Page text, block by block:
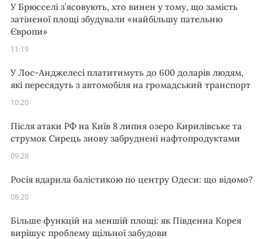
У Брюсселі з’ясовують, хто винен у тому, що замість
затіненої площі збудували «найбільшу пательню
Європи»
11:19
У Лос-Анджелесі платитимуть до 600 доларів людям,
які пересядуть з автомобіля на громадський транспорт
10:20
Після атаки РФ на Київ 8 липня озеро Кирилівське та
струмок Сирець знову забруднені нафтопродуктами
09:28
Росія вдарила балістикою по центру Одеси: що відомо?
08:20
Більше функцій на меншій площі: як Південна Корея
вирішує проблему щільної забудови